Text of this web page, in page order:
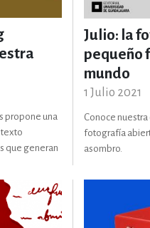
Y TEMAS
propone una
texto
que generan
Julio: la
pequeño
mundo
1 Julio 2021
Conoce
fotografía
asombro.